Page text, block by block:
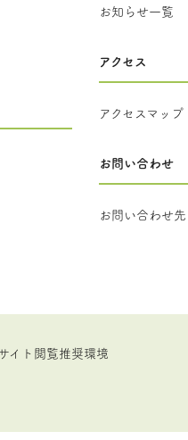
お知らせ一覧
アクセス
アクセスマップ
お問い合わせ
お問い合わせ先
イト閲覧推奨環境